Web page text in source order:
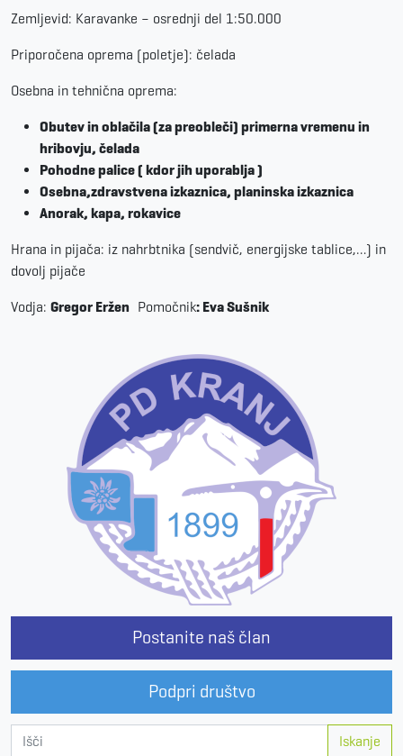
Zemljevid: Karavanke – osrednji del 1:50.000
Priporočena oprema (poletje): čelada
Osebna in tehnična oprema:
Obutev in oblačila (za preobleči) primerna vremenu in
hribovju, čelada
Pohodne palice( kdor jih uporablja )
Osebna,zdravstvena izkaznica, planinska izkaznica
Anorak, kapa, rokavice
Hrana in pijača: iz nahrbtnika (sendvič, energijske tablice,…) in
dovolj pijače
Vodja: Gregor Eržen Pomočnik: Eva Sušnik
Postanite naš član
Podpri društvo
Iskanje